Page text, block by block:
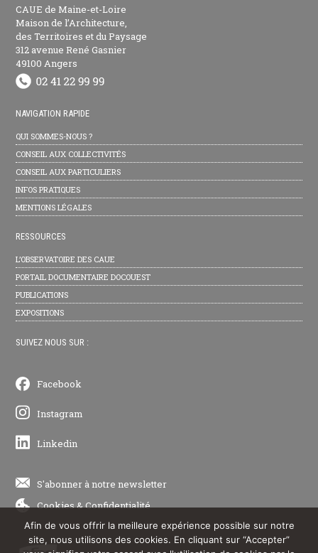
CAUE de Maine-et-Loire
Maison de l’Architecture,
des Territoires et du Paysage
312 avenue René Gasnier
49100 Angers
NAVIGATION RAPIDE
QUI SOMMES-NOUS ?
CONSEIL AUX COLLECTIVITÉS
CONSEIL AUX PARTICULIERS
INFOS PRATIQUES
MENTIONS LÉGALES
RESSOURCES
L’OBSERVATOIRE DES CAUE
PORTAIL DOCUMENTAIRE DOCOUEST
PUBLICATIONS
EXPOSITIONS
SUIVEZ NOUS SUR :
Facebook
Instagram
Linkedin
S'abonner à notre newsletter
Cookies&Confidentialité
Afin de vous offrir la meilleure expérience possible sur notre
site, nous utilisons des cookies. En cliquant sur “Accepter”